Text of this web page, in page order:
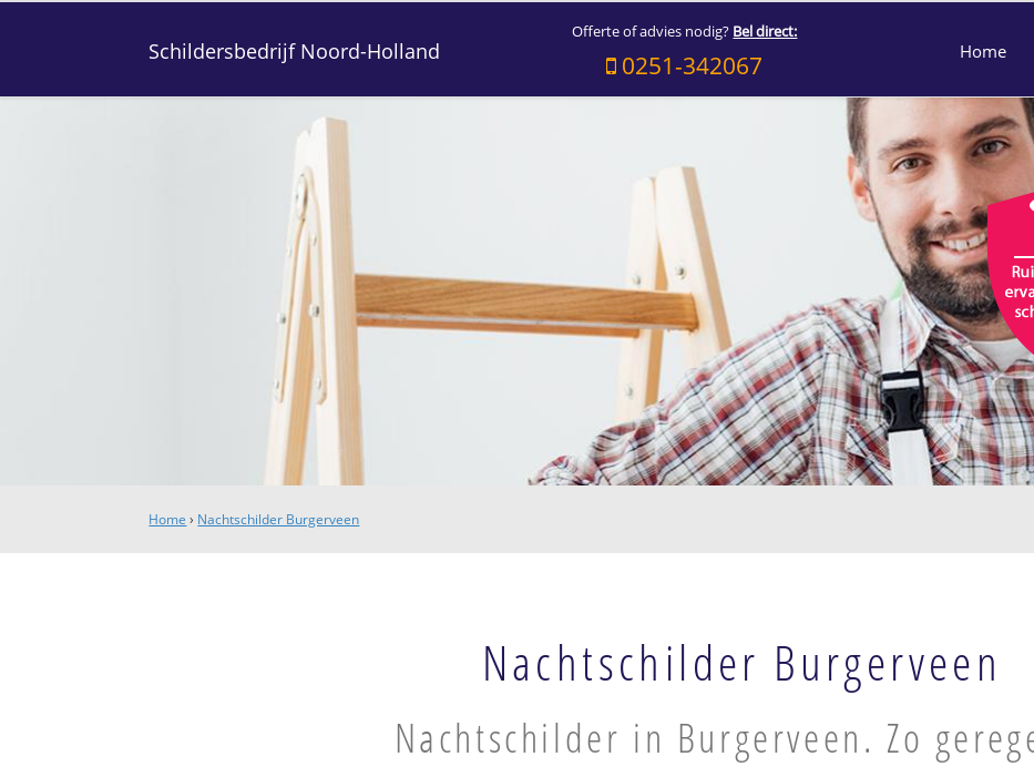
Schildersbedrijf Noord-Holland
Offerte of advies nodig? Bel direct:
0251-342067 Home
Home › Nachtschilder Burgerveen
Nachtschilder Burgerveen
Nachtschilder in Burgerveen. Zo